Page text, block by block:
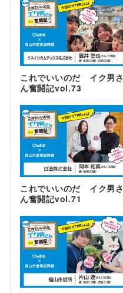
これでいいのだ イク男さ
ん奮闘記vol.73
これでいいのだ イク男さ
ん奮闘記vol.71